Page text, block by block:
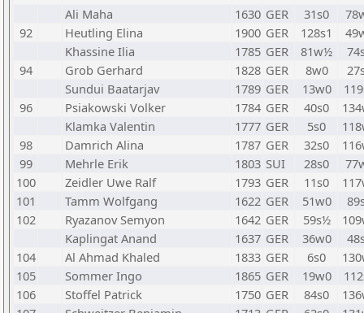
Ali Maha
1630 GER 31s0
92
Heutling Elina 1900 GER 128s1
Khassine Ilia
1785 GER 81w½
94
Grob Gerhard 1828 GER 8w0
Sundui Baatarjav
1789 GER 13w0
96
Psiakowski Volker 1784 GER 40s0
Klamka Valentin
1777 GER 5s0
98
Damrich Alina 1787 GER 32s0
99
Mehrle Erik 1803 SUI 28s0
100
Zeidler Uwe Ralf 1793 GER 11s0
101
Tamm Wolfgang 1622 GER 51w0
102
Ryazanov Semyon 1642 GER 59s½
Kaplingat Anand
1637 GER 36w0
104
Al Ahmad Khaled 1833 GER 6s0
105
Sommer Ingo 1865 GER 19w0
106
Stoffel Patrick 1750 GER 84s0